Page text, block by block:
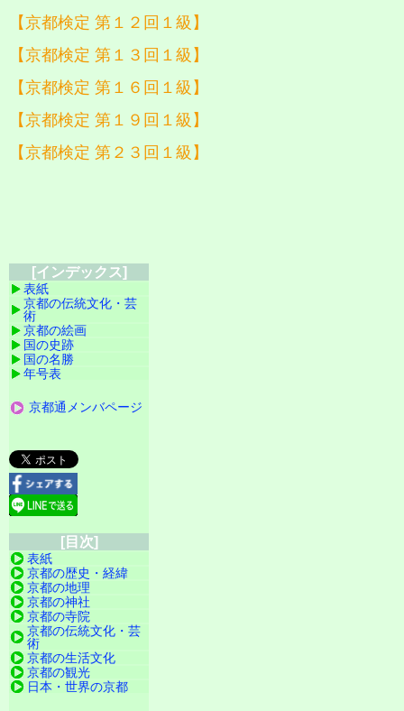
【京都検定 第１２回１級】
【京都検定 第１３回１級】
【京都検定 第１６回１級】
【京都検定 第１９回１級】
【京都検定 第２３回１級】
[インデックス]
表紙
京都の伝統文化・芸
術
京都の絵画
国の史跡
国の名勝
年号表
京都通メンバページ
[目次]
表紙
京都の歴史・経緯
京都の地理
京都の神社
京都の寺院
京都の伝統文化・芸
術
京都の生活文化
京都の観光
日本・世界の京都